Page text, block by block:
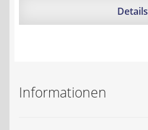
Details
Informationen